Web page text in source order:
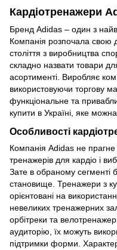
Кардіотренажери
Бренд Adidas – один з
Компанія розпочала свою
століття з виробництва
складно назвати товари
асортименті. Виробляє
використовуючи торгову
функціональне та
купити в Україні, яке
Особливості
Компанія Adidas не
тренажерів для кардіо і
Зате в обраному сегменті
становище. Тренажери з
орієнтовані на
невеликих тренажерних
орбітреки та
аудиторію, їх можуть
підтримки форми.